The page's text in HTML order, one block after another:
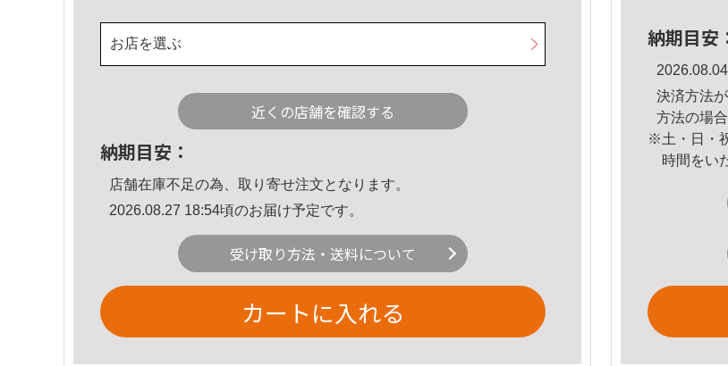
お店を選ぶ
近くの店舗を確認する
納期目安：
店舗在庫不足の為、取り寄せ注文となります。
2026.08.27 18:54頃のお届け予定です。
受け取り方法・送料について
カートに入れる
納期目安
決済方法
方法の場
※土・日・
時間をい